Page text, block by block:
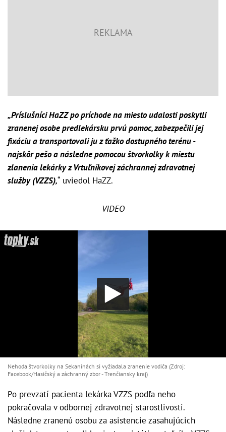
„Príslušníci HaZZ po príchode na miesto udalosti poskytli
zranenej osobe predlekársku prvú pomoc, zabezpečili jej
fixáciu a transportovali ju z ťažko dostupného terénu -
najskôr pešo a následne pomocou štvorkolky k miestu
zlanenia lekárky z Vrtuľníkovej záchrannej zdravotnej
služby (VZZS),“ uviedol HaZZ.
VIDEO
Nehoda štvorkolky na Sekaninách si vyžiadala zranenie vodiča (Zdroj:
Facebook/Hasičský a záchranný zbor - Trenčiansky kraj)
Po prevzatí pacienta lekárka VZZS podľa neho
pokračovala v odbornej zdravotnej starostlivosti.
Následne zranenú osobu za asistencie zasahujúcich